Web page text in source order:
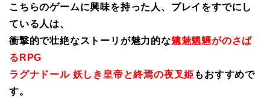
こちらのゲームに興味を持った人、プレイをすでにし
ている人は、
衝撃的で壮絶なストーリが魅力的な魑魅魍魎がのさば
るRPG
ラグナドール 妖しき皇帝と終焉の夜叉姫 もおすすめで
す。